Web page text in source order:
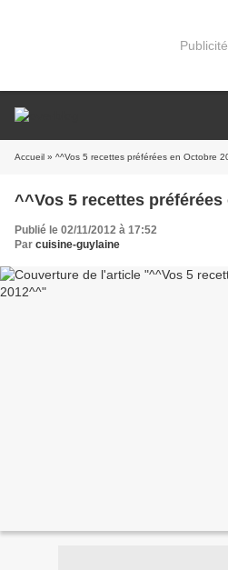
Publicité
Accueil » ^^Vos 5 recettes préférées en Octobre
^^Vos 5 recettes
Publié le 02/11/2012 à 17:52
Par cuisine-guylaine